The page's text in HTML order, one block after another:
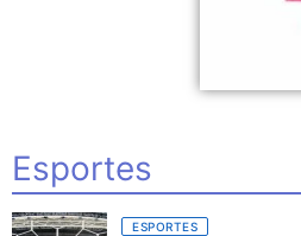
Esportes
ESPORTES